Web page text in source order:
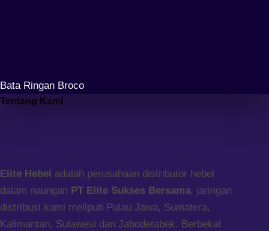
Bata Ringan Broco
Tentang Kami
Elite Hebel adalah perusahaan distributor hebel
dalam naungan PT Elite Sukses Bersama, jaringan
distribusi kami meliputi Pulau Jawa, Sumatera,
Kalimantan, Sulawesi dan Jabodetabek. Berbekal